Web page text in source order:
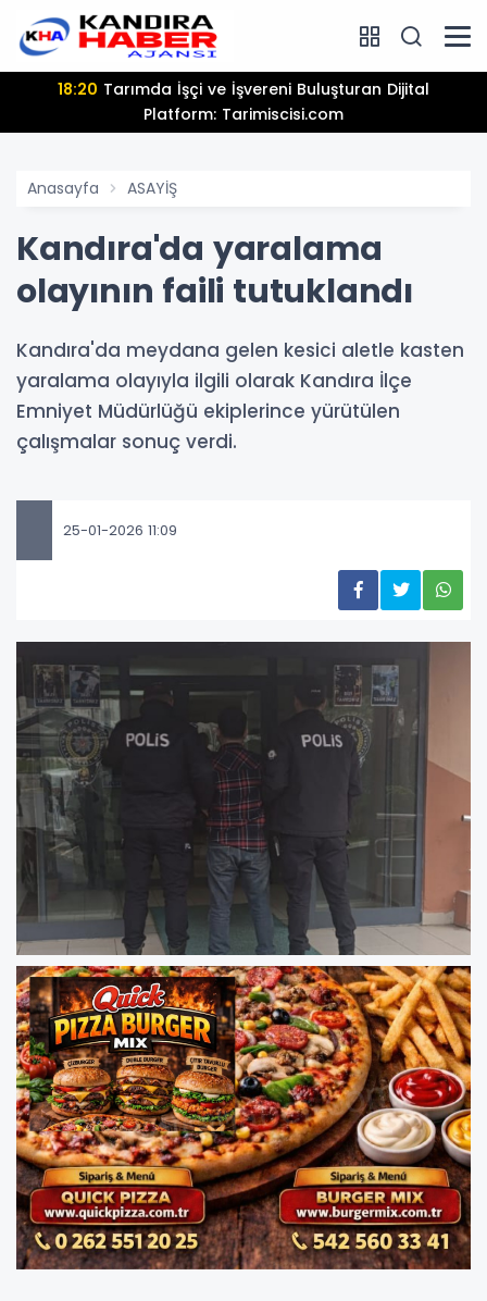
18:20
Platform: Tarimiscisi.com
Anasayfa ASAYİŞ
Kandıra'da yaralama
olayının faili tutuklandı
Kandıra'da meydana gelen kesici aletle kasten
yaralama olayıyla ilgili olarak Kandıra İlçe
Emniyet Müdürlüğü ekiplerince yürütülen
çalışmalar sonuç verdi.
25-01-2026 11:09